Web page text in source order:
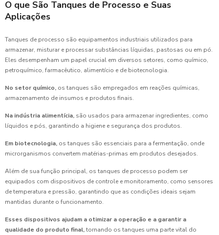
O que São Tanques de Processo e Suas
Aplicações
Tanques de processo são equipamentos industriais utilizados para
armazenar, misturar e processar substâncias líquidas, pastosas ou em pó.
Eles desempenham um papel crucial em diversos setores, como químico,
petroquímico, farmacêutico, alimentício e de biotecnologia.
No setor químico, os tanques são empregados em reações químicas,
armazenamento de insumos e produtos finais.
Na indústria alimentícia, são usados para armazenar ingredientes, como
líquidos e pós, garantindo a higiene e segurança dos produtos.
Em biotecnologia, os tanques são essenciais para a fermentação, onde
microrganismos convertem matérias-primas em produtos desejados.
Além de sua função principal, os tanques de processo podem ser
equipados com dispositivos de controle e monitoramento, como sensores
de temperatura e pressão, garantindo que as condições ideais sejam
mantidas durante o funcionamento.
Esses dispositivos ajudam a otimizar a operação e a garantir a
qualidade do produto final,tornando os tanques uma parte vital do